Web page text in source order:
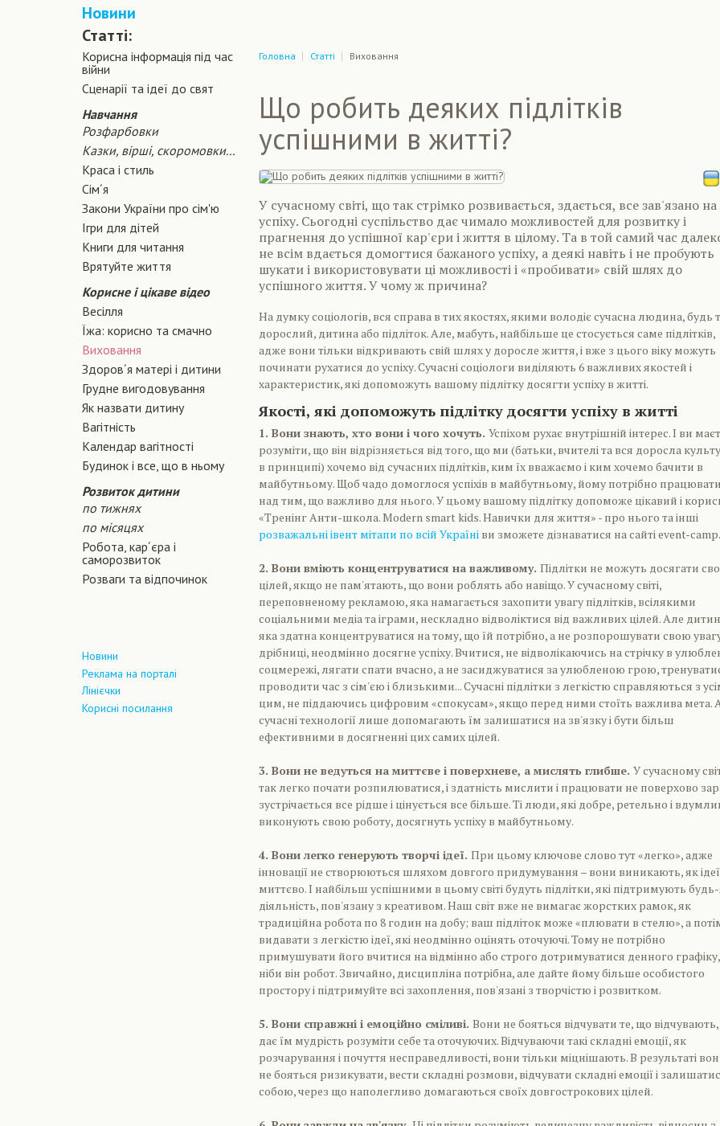
Новини
Статті:
Корисна інформація під час
війни
Сценарiї та iдеї до свят
Навчання
Розфарбовки
Казки, вірші, скоромовки...
Краса і стиль
Сiм´я
Закони України про сiм'ю
Ігри для дітей
Книги для читання
Врятуйте життя
Корисне і цікаве відео
Весілля
Їжа: корисно та смачно
Виховання
Здоров´я матері і дитини
Грудне вигодовування
Як назвати дитину
Вагiтнiсть
Календар вагітності
Будинок і все, що в ньому
Розвиток дитини
по тижнях
по місяцях
Робота, кар´єра і
саморозвиток
Розваги та відпочинок
Новини
Реклама на порталі
Лінієчки
Корисні посилання
Головна Статті Виховання
Що робить деяких підлітків
успішними в житті?
У сучасному світі, що так стрімко розвивається, здається, все зав'язано на
успіху. Сьогодні суспільство дає чимало можливостей для розвитку і
прагнення до успішної кар'єри і життя в цілому. Та в той самий час
не всім вдається домогтися бажаного успіху, а деякі навіть і не пробують
шукати і використовувати ці можливості і «пробивати» свій шлях до
успішного життя. У чому ж причина?
На думку соціологів, вся справа в тих якостях, якими володіє сучасна людина, будь
дорослий, дитина або підліток. Але, мабуть, найбільше це стосується саме підлітків,
адже вони тільки відкривають свій шлях у доросле життя, і вже з цього віку можуть
починати рухатися до успіху. Сучасні соціологи виділяють 6 важливих якостей і
характеристик, які допоможуть вашому підлітку досягти успіху в житті.
Якості, які допоможуть підлітку досягти успіху в житті
1. Вони знають, хто вони і чого хочуть. Успіхом рухає внутрішній інтерес. І ви
розуміти, що він відрізняється від того, що ми (батьки, вчителі та вся доросла
в принципі) хочемо від сучасних підлітків, ким їх вважаємо і ким хочемо бачити в
майбутньому. Щоб чадо домоглося успіхів в майбутньому, йому потрібно працювати
над тим, що важливо для нього. У цьому вашому підлітку допоможе цікавий і
«Тренінг Анти-школа. Modern smart kids. Навички для життя» - про нього та інші
розважальні івент мітапи по всій Україні ви зможете дізнаватися на сайті event-
2. Вони вміють концентруватися на важливому. Підлітки не можуть досягати
цілей, якщо не пам'ятають, що вони роблять або навіщо. У сучасному світі,
переповненому рекламою, яка намагається захопити увагу підлітків, всілякими
соціальними медіа та іграми, нескладно відволіктися від важливих цілей. Але
яка здатна концентруватися на тому, що їй потрібно, а не розпорошувати свою
дрібниці, неодмінно досягне успіху. Вчитися, не відволікаючись на стрічку в
соцмережі, лягати спати вчасно, а не засиджуватися за улюбленою грою,
проводити час з сім'єю і близькими... Сучасні підлітки з легкістю справляються з
цим, не піддаючись цифровим «спокусам», якщо перед ними стоїть важлива мета.
сучасні технології лише допомагають їм залишатися на зв'язку і бути більш
ефективними в досягненні цих самих цілей.
3. Вони не ведуться на миттєве і поверхневе, а мислять глибше. У сучасному
так легко почати розпилюватися, і здатність мислити і працювати не поверхово
зустрічається все рідше і цінується все більше. Ті люди, які добре, ретельно і
виконують свою роботу, досягнуть успіху в майбутньому.
4. Вони легко генерують творчі ідеї. При цьому ключове слово тут «легко», адже
інновації не створюються шляхом довгого придумування – вони виникають, як
миттєво. І найбільш успішними в цьому світі будуть підлітки, які підтримують
діяльність, пов'язану з креативом. Наш світ вже не вимагає жорстких рамок, як
традиційна робота по 8 годин на добу; ваш підліток може «плювати в стелю», а
видавати з легкістю ідеї, які неодмінно оцінять оточуючі. Тому не потрібно
примушувати його вчитися на відмінно або строго дотримуватися денного графіку,
ніби він робот. Звичайно, дисципліна потрібна, але дайте йому більше особистого
простору і підтримуйте всі захоплення, пов'язані з творчістю і розвитком.
5. Вони справжні і емоційно сміливі. Вони не бояться відчувати те, що відчувають,
дає їм мудрість розуміти себе та оточуючих. Відчуваючи такі складні емоції, як
розчарування і почуття несправедливості, вони тільки міцнішають. В результаті
не бояться ризикувати, вести складні розмови, відчувати складні емоції і
собою, через що наполегливо домагаються своїх довгострокових цілей.